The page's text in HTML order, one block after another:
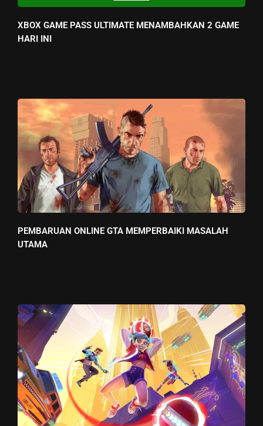
XBOX GAME PASS ULTIMATE MENAMBAHKAN 2 GAME
HARI INI
PEMBARUAN ONLINE GTA MEMPERBAIKI MASALAH
UTAMA